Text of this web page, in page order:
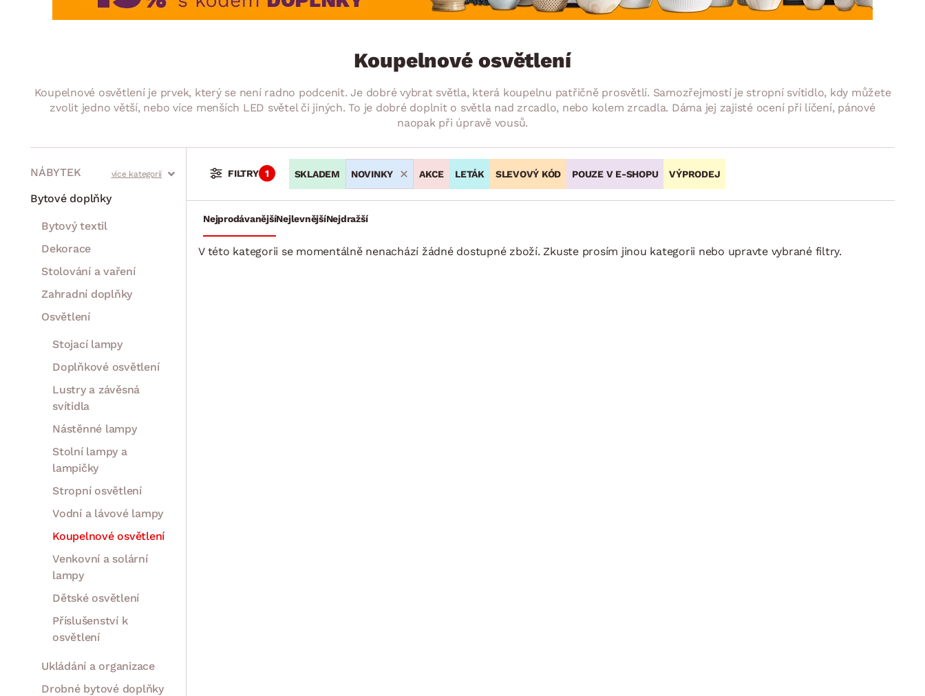
Koupelna
BYTOVÝ TEXTIL
Závěsy a žaluzie
STOLOVÁNÍ A VAŘENÍ
Pánve
DOMÁCÍ SPOTŘEBIČE ZAHRADNÍ DOPLŇKY VÁNOCE
Zahradní doplňky
Koupelnové osvětlení
Koupelnové osvětlení je prvek, který se není radno podcenit. Je dobré vybrat světla, která koupelnu patřičně prosvětlí. Samozřejmostí je stropní svítidlo, kdy můžete
zvolit jedno větší, nebo více menších LED světel či jiných. To je dobré doplnit o světla nad zrcadlo, nebo kolem zrcadla. Dáma jej zajisté ocení při líčení, pánové
naopak při úpravě vousů.
NÁBYTEK
Stoly a stolky
Křesla a sezení
Židle a lavice
Postele
Šatní skříně
Rošty
Matrace
Komody, skříňky a vitríny
Bytové doplňky
Bytový textil
Dekorace
Stolování a vaření
Zahradní doplňky
Osvětlení
Stojací lampy
Doplňkové osvětlení
Lustry a závěsná
svítidla
Nástěnné lampy
Stolní lampy a
lampičky
Stropní osvětlení
Vodní a lávové lampy
Koupelnové osvětlení
Venkovní a solární
lampy
Dětské osvětlení
Příslušenství k
osvětlení
Ukládání a organizace
Drobné bytové doplňky
SKLADEM NOVINKY AKCE LETÁK SLEVOVÝ KÓD POUZE V E-SHOPU VÝPRODEJ
FILTRY 1
NejprodávanějšíNejlevnějšíNejdražší
V této kategorii se momentálně nenachází žádné dostupné zboží. Zkuste prosím jinou kategorii nebo upravte vybrané filtry.